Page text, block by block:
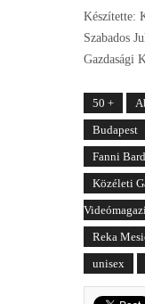
Készítette:
Szabados
Gazdasági
50 +
Budapest
Fanni
Közéleti
Reka
unisex